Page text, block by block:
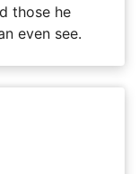
those he
even see.